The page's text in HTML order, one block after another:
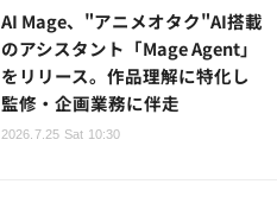
AI Mage、"アニメオタク"AI搭載
のアシスタント「Mage Agent」
をリリース。作品理解に特化し
監修・企画業務に伴走
2026.7.25 Sat 10:30